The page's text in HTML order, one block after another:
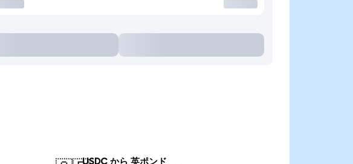
USDC から 英ポンド